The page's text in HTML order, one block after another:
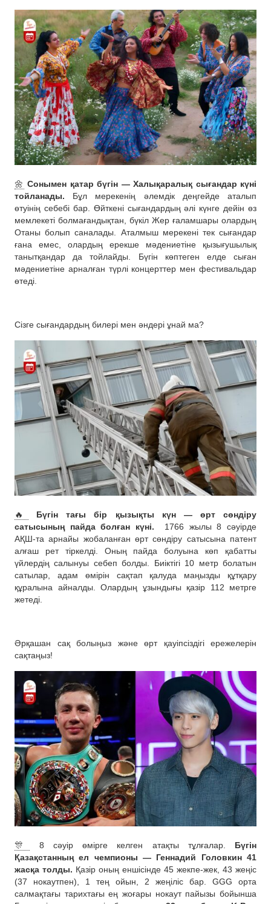
🌼 Сонымен қатар бүгін — Халықаралық сығандар күні
тойланады. Бұл мерекенің әлемдік деңгейде аталып
өтуінің себебі бар. Өйткені сығандардың әлі күнге дейін өз
мемлекеті болмағандықтан, бүкіл Жер ғаламшары олардың
Отаны болып саналады. Аталмыш мерекені тек сығандар
ғана емес, олардың ерекше мәдениетіне қызығушылық
танытқандар да тойлайды. Бүгін көптеген елде сыған
мәдениетіне арналған түрлі концерттер мен фестивальдар
өтеді.
Сізге сығандардың билері мен әндері ұнай ма?
🔥
Бүгін тағы бір қызықты күн — өрт сөндіру
сатысының пайда болған күні.
1766 жылы 8 сәуірде
АҚШ-та арнайы жобаланған өрт сөндіру сатысына патент
алғаш рет тіркелді. Оның пайда болуына көп қабатты
үйлердің салынуы себеп болды. Биіктігі 10 метр болатын
сатылар, адам өмірін сақтап қалуда маңызды құтқару
құралына айналды. Олардың ұзындығы қазір 112 метрге
жетеді.
Әрқашан сақ болыңыз және өрт қауіпсіздігі ережелерін
сақтаңыз!
🎊 8 сәуір өмірге келген атақты тұлғалар. Бүгін
Қазақстанның ел чемпионы — Геннадий Головкин 41
жасқа толды. Қазір оның еншісінде 45 жекпе-жек, ​​43 жеңіс
(37 нокаутпен), 1 тең ойын, 2 жеңіліс бар. GGG орта
салмақтағы тарихтағы ең жоғары нокаут пайызы бойынша